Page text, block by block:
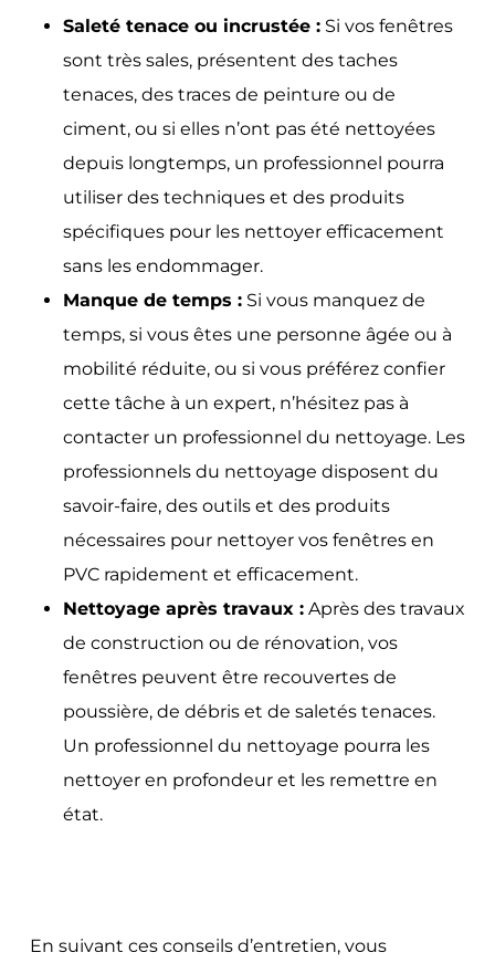
Saleté tenace ou incrustée :Si vos fenêtres
sont très sales, présentent des taches
tenaces, des traces de peinture ou de
ciment, ou si elles n’ont pas été nettoyées
depuis longtemps, un professionnel pourra
utiliser des techniques et des produits
spécifiques pour les nettoyer efficacement
sans les endommager.
Manque de temps :Si vous manquez de
temps, si vous êtes une personne âgée ou à
mobilité réduite, ou si vous préférez confier
cette tâche à un expert, n’hésitez pas à
contacter un professionnel du nettoyage. Les
professionnels du nettoyage disposent du
savoir-faire, des outils et des produits
nécessaires pour nettoyer vos fenêtres en
PVC rapidement et efficacement.
Nettoyage après travaux :Après des travaux
de construction ou de rénovation, vos
fenêtres peuvent être recouvertes de
poussière, de débris et de saletés tenaces.
Un professionnel du nettoyage pourra les
nettoyer en profondeur et les remettre en
état.
En suivant ces conseils d’entretien, vous